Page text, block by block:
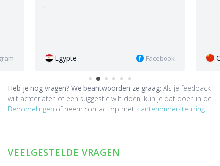
China Instagram
Heb je nog vragen? We beantwoorden ze graag: Als je feedback
wilt achterlaten of een suggestie wilt doen, kun je dat doen in de
Beoordelingen of neem contact op met klantenondersteuning
VEELGESTELDE VRAGEN